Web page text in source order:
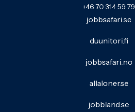
+46 70 314 59 79
jobbsafari.se
duunitori.fi
jobbsafari.no
allaloner.se
jobbland.se